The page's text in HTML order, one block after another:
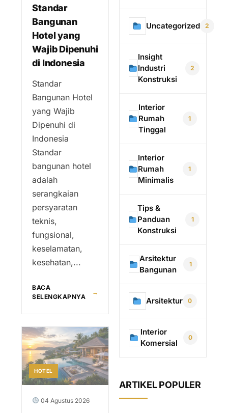
Standar
Bangunan
Hotel yang
Wajib Dipenuhi
di Indonesia
Standar
Bangunan Hotel
yang Wajib
Dipenuhi di
Indonesia
Standar
bangunan hotel
adalah
serangkaian
persyaratan
teknis,
fungsional,
keselamatan,
kesehatan,...
BACA
SELENGKAPNYA
→
HOTEL
04 Agustus 2026
Uncategorized 2
Insight
Industri
Konstruksi
2
Interior
Rumah
Tinggal
1
Interior
Rumah
Minimalis
1
Tips &
Panduan
Konstruksi
1
Arsitektur
Bangunan
1
Arsitektur 0
Interior
Komersial
0
ARTIKEL POPULER